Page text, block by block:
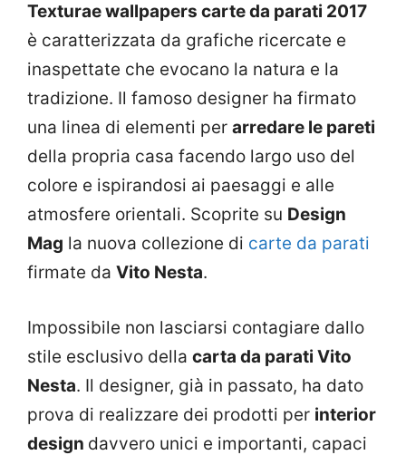
Texturae wallpapers carte da parati 2017
è caratterizzata da grafiche ricercate e
inaspettate che evocano la natura e la
tradizione. Il famoso designer ha firmato
una linea di elementi per arredare le pareti
della propria casa facendo largo uso del
colore e ispirandosi ai paesaggi e alle
atmosfere orientali. Scoprite su Design
Mag la nuova collezione di carte da parati
firmate da Vito Nesta.
Impossibile non lasciarsi contagiare dallo
stile esclusivo della carta da parati Vito
Nesta. Il designer, già in passato, ha dato
prova di realizzare dei prodotti per interior
design davvero unici e importanti, capaci